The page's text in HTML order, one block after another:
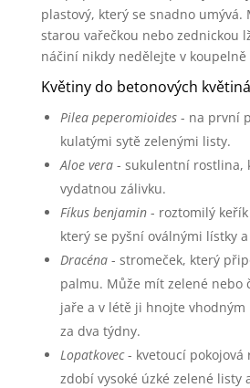
plastový, který se snadno
starou vařečkou nebo zednickou
náčiní nikdy nedělejte v
Květiny do betonových
Pilea peperomioides- na první
kulatými sytě zelenými listy.
Aloe vera- sukulentní rostlina,
vydatnou zálivku.
Fíkus benjamin- roztomilý keřík
který se pyšní oválnými lístky
Dracéna- stromeček, který
palmu. Může mít zelené nebo
jaře a v létě ji hnojte
za dva týdny.
Lopatkovec- kvetoucí pokojová
zdobí vysoké úzké zelené listy